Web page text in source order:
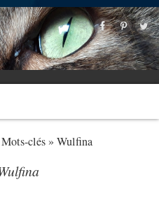
clés » Wulfina